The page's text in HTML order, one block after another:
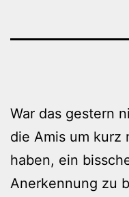
War das gestern
die Amis um
haben, ein
Anerkennung zu